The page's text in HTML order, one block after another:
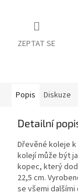
ZEPTAT SE
Popis Diskuze
Detailní
Dřevěné koleje
kolejí může být
kopec, který
22,5 cm.
se všemi dalšími